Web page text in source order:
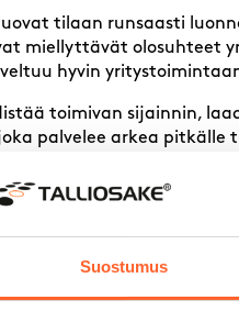
Suostumus
tilaan runsaasti
miellyttävät olosuhteet
hyvin
toimivan sijainnin,
palvelee arkea pitkälle
täyttämällä ”Ota yhteyttä”